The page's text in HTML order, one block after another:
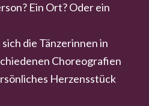
Ein Ort? Oder ein
die Tänzerinnen in
Choreografien
Herzensstück